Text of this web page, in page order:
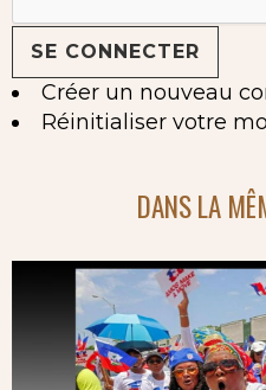
Créer un nouveau
Réinitialiser votre
DANS LA